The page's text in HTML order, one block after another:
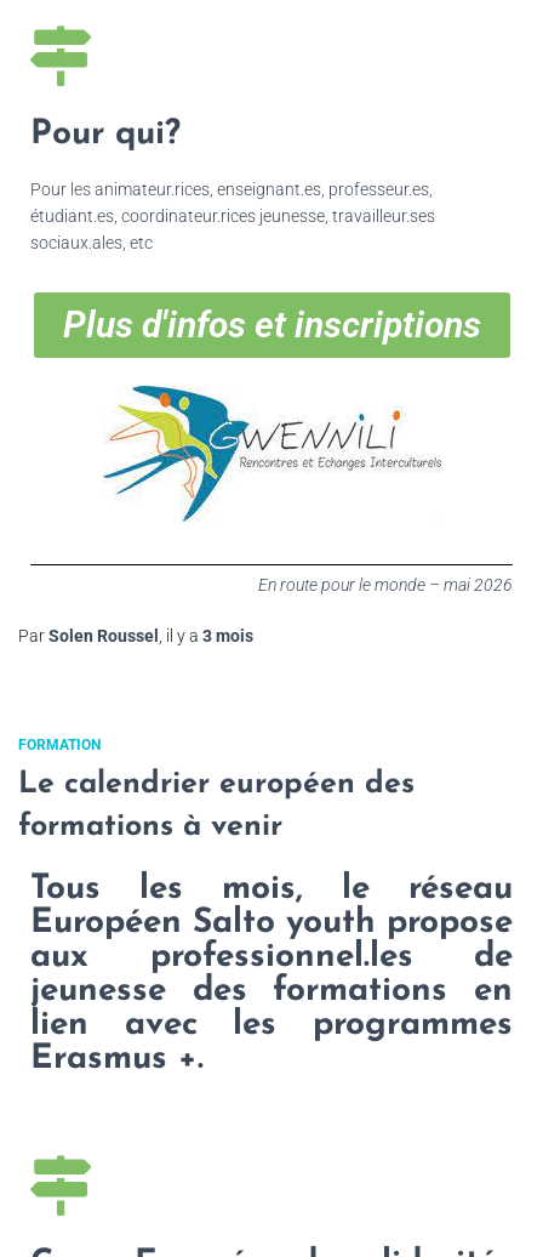
Pour qui?
Pour les animateur.rices, enseignant.es, professeur.es,
étudiant.es, coordinateur.rices jeunesse, travailleur.ses
sociaux.ales, etc
Plus d'infos et inscriptions
En route pour le monde – mai 2026
ParSolen Roussel , il y a 3 mois
FORMATION
Le calendrier européen des
formations à venir
Tous les mois, le réseau
Européen Salto youth propose
aux professionnel.les de
jeunesse des formations en
lien avec les programmes
Erasmus +.